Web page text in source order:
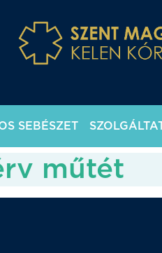
SEBÉSZET
műtét